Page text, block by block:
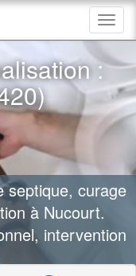
:
septique, curage
à Nucourt.
intervention